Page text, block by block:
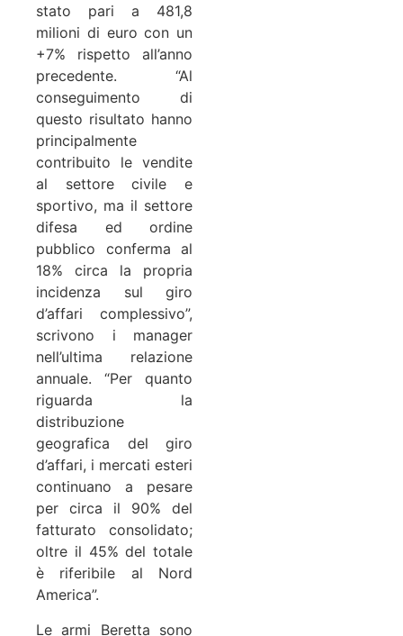
stato pari a 481,8
milioni di euro con un
+7% rispetto all’anno
precedente. “Al
conseguimento di
questo risultato hanno
principalmente
contribuito le vendite
al settore civile e
sportivo, ma il settore
difesa ed ordine
pubblico conferma al
18% circa la propria
incidenza sul giro
d’affari complessivo”,
scrivono i manager
nell’ultima relazione
annuale. “Per quanto
riguarda la
distribuzione
geografica del giro
d’affari, i mercati esteri
continuano a pesare
per circa il 90% del
fatturato consolidato;
oltre il 45% del totale
è riferibile al Nord
America”.
Le armi Beretta sono